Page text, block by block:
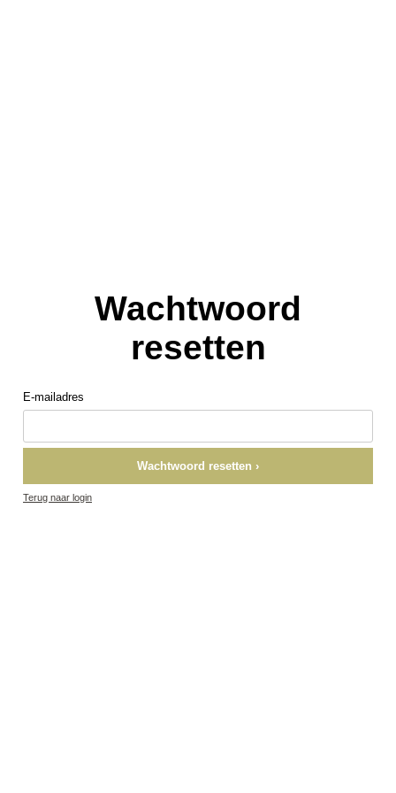
Wachtwoord
resetten
E-mailadres
Wachtwoord resetten ›
Terug naar login